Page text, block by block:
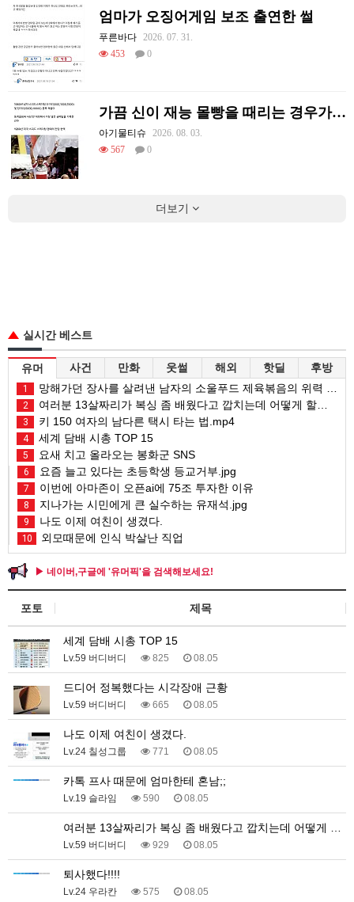
엄마가 오징어게임 보조 출연한 썰
푸른바다
2026. 07. 31.
453
0
가끔 신이 재능 몰빵을 때리는 경우가 있음
아기물티슈
2026. 08. 03.
567
0
더보기
실시간 베스트
유머 사건 만화 웃썰 해외 핫딜 후방
1 망해가던 장사를 살려낸 남자의 소울푸드 제육볶음의 위력 ㅋㅋ
2 여러분 13살짜리가 복싱 좀 배웠다고 깝치는데 어떻게 할까요?
3 키 150 여자의 남다른 택시 타는 법.mp4
4 세계 담배 시총 TOP 15
5 요새 치고 올라오는 봉화군 SNS
6 요즘 늘고 있다는 초등학생 등교거부.jpg
7 이번에 아마존이 오픈ai에 75조 투자한 이유
8 지나가는 시민에게 큰 실수하는 유재석.jpg
9 나도 이제 여친이 생겼다.
10 외모때문에 인식 박살난 직업
▶ 네이버,구글에 '유머픽'을 검색해보세요!
포토 제목
세계 담배 시총 TOP 15
Lv.59 버디버디 825 08.05
드디어 정복했다는 시각장애 근황
Lv.59 버디버디 665 08.05
나도 이제 여친이 생겼다.
Lv.24 칠성그룹 771 08.05
카톡 프사 때문에 엄마한테 혼남;;
Lv.19 슬라임 590 08.05
여러분 13살짜리가 복싱 좀 배웠다고 깝치는데 어떻게 …
Lv.59 버디버디 929 08.05
퇴사했다!!!!
Lv.24 우라칸 575 08.05